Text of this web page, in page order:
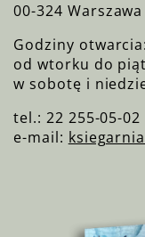
00-324 Warszawa
Godziny otwarcia:
od wtorku do
w sobotę i
tel.: 22 255-05-02
e-mail: